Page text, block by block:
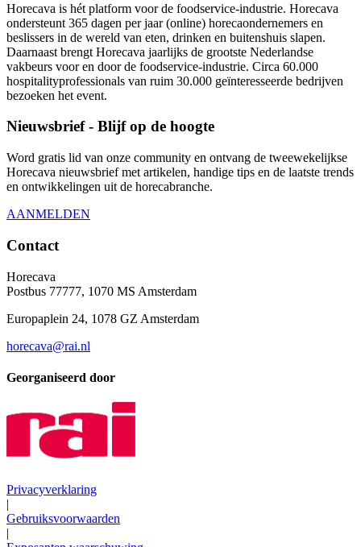
Horecava is hét platform voor de foodservice-industrie. Horecava
ondersteunt 365 dagen per jaar (online) horecaondernemers en
beslissers in de wereld van eten, drinken en buitenshuis slapen.
Daarnaast brengt Horecava jaarlijks de grootste Nederlandse
vakbeurs voor en door de foodservice-industrie. Circa 60.000
hospitalityprofessionals van ruim 30.000 geïnteresseerde bedrijven
bezoeken het event.
Nieuwsbrief - Blijf op de hoogte
Word gratis lid van onze community en ontvang de tweewekelijkse
Horecava nieuwsbrief met artikelen, handige tips en de laatste trends
en ontwikkelingen uit de horecabranche.
AANMELDEN
Contact
Horecava
Postbus 77777, 1070 MS Amsterdam
Europaplein 24, 1078 GZ Amsterdam
horecava@rai.nl
Georganiseerd door
Privacyverklaring
|
Gebruiksvoorwaarden
|